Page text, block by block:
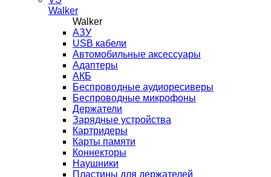
Walker
Walker
AЗУ
USB кабели
Автомобильные аксессуары
Адаптеры
АКБ
Беспроводные аудиоресиверы
Беспроводные микрофоны
Держатели
Зарядные устройства
Картридеры
Карты памяти
Коннекторы
Наушники
Пластины для держателей